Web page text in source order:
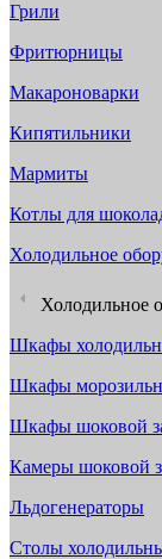
Грили
Фритюрницы
Макароноварки
Кипятильники
Мармиты
Котлы для
Холодильное
Холодильное
Шкафы
Шкафы
Шкафы шоковой
Камеры шоковой
Льдогенераторы
Столы